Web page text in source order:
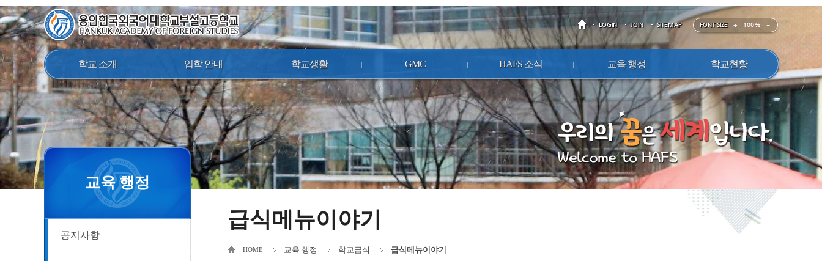
LOGIN JOIN SITEMAP FONT SIZE 100%
학교 소개 입학 안내 학교생활 GMC HAFS 소식 교육 행정 학교현황
교육 행정
공지사항
HOME 교육 행정 학교급식 급식메뉴이야기
급식메뉴이야기